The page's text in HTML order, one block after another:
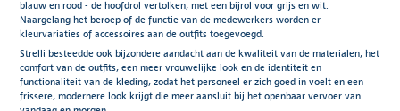
blauw en rood - de hoofdrol vertolken, met een bijrol voor grijs en wit.
Naargelang het beroep of de functie van de medewerkers worden er
kleurvariaties of accessoires aan de outfits toegevoegd.
Strelli besteedde ook bijzondere aandacht aan de kwaliteit van de materialen, het
comfort van de outfits, een meer vrouwelijke look en de identiteit en
functionaliteit van de kleding, zodat het personeel er zich goed in voelt en een
frissere, modernere look krijgt die meer aansluit bij het openbaar vervoer van